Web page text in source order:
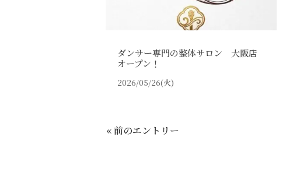
ダンサー専門の整体サロン 大阪店
オープン！
2026/05/26(火)
« 前のエントリー